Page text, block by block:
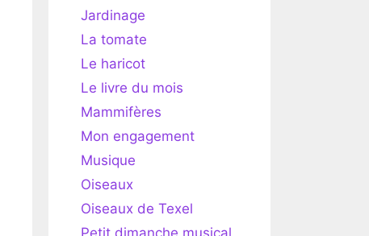
Jardinage
La tomate
Le haricot
Le livre du mois
Mammifères
Mon engagement
Musique
Oiseaux
Oiseaux de Texel
Petit dimanche musical